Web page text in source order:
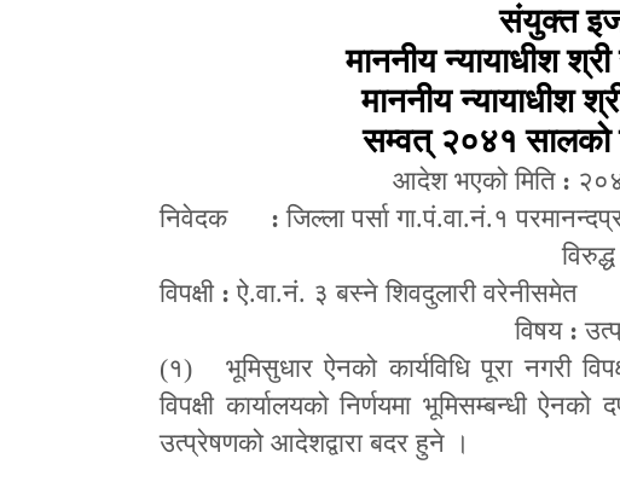
संयुक्त
माननीय न्यायाधीश
माननीय न्यायाधीश
सम्वत् २०४१ सालको
आदेश भएको मिति :
निवेदक :जिल्ला पर्सा गा.पं.वा.नं.१
विरुद्ध
विपक्षी :ऐ.वा.नं. ३ बस्ने शिवदुलारी वरेनीसमेत
विषय :
(१) भूमिसुधार ऐनको कार्यविधि पूरा नगरी
विपक्षी कार्यालयको निर्णयमा भूमिसम्बन्धी
उत्प्रेषणको आदेशद्वारा बदर हुने ।